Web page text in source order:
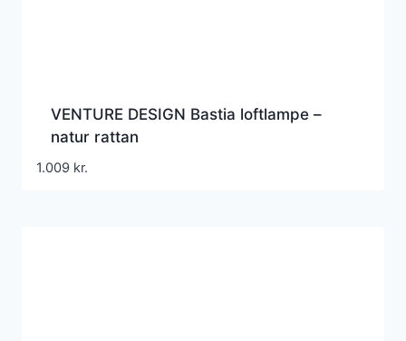
VENTURE DESIGN Bastia loftlampe –
natur rattan
1.009 kr.